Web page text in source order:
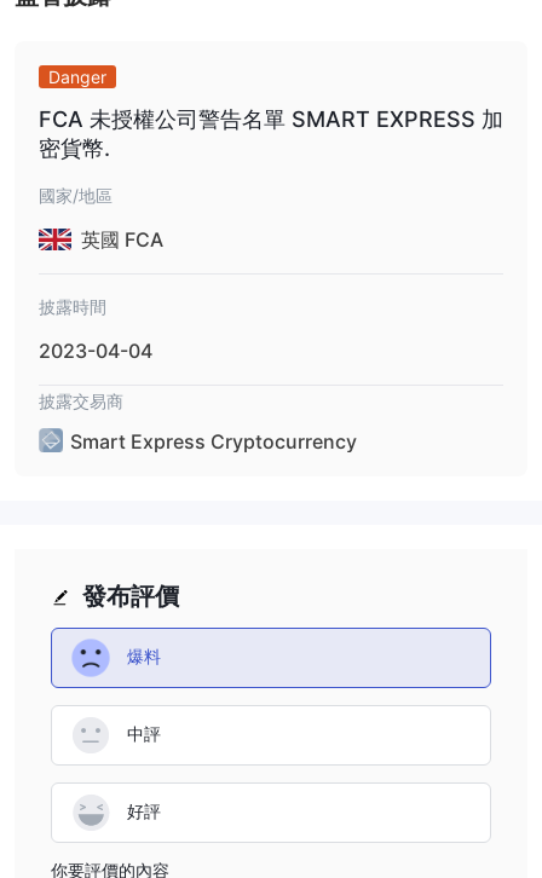
Danger
FCA 未授權公司警告名單 SMART EXPRESS 加
密貨幣.
國家/地區
英國 FCA
披露時間
2023-04-04
披露交易商
Smart Express Cryptocurrency
發布評價
爆料
中評
好評
你要評價的內容